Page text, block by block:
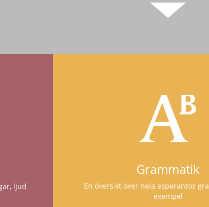
ljud
Grammatik
En översikt över hela esperantos
exempel